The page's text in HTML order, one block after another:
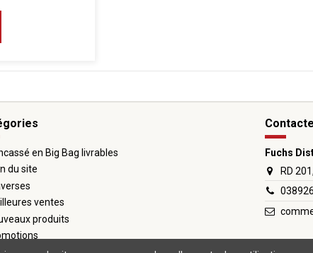
en Big Bag livrables
du site
ventes
produits
Fuchs
RD